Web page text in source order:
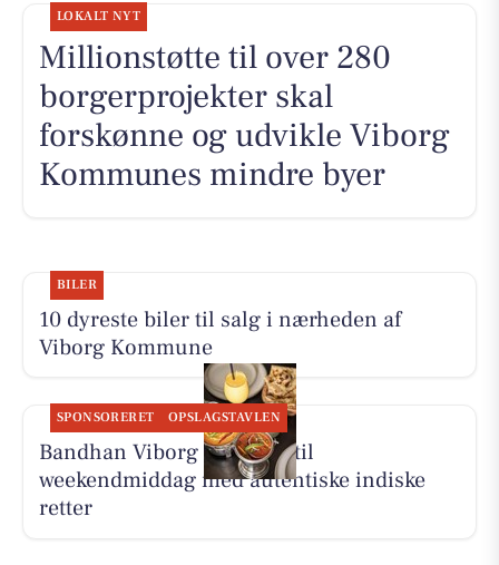
LOKALT NYT
Millionstøtte til over 280
borgerprojekter skal
forskønne og udvikle Viborg
Kommunes mindre byer
BILER
10 dyreste biler til salg i nærheden af
Viborg Kommune
SPONSORERET OPSLAGSTAVLEN
Bandhan Viborg inviterer til
weekendmiddag med autentiske indiske
retter